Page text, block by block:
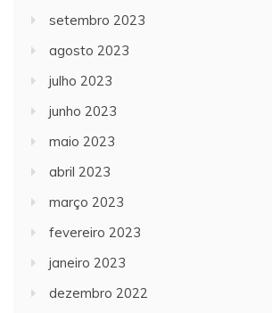
setembro 2023
agosto 2023
julho 2023
junho 2023
maio 2023
abril 2023
março 2023
fevereiro 2023
janeiro 2023
dezembro 2022